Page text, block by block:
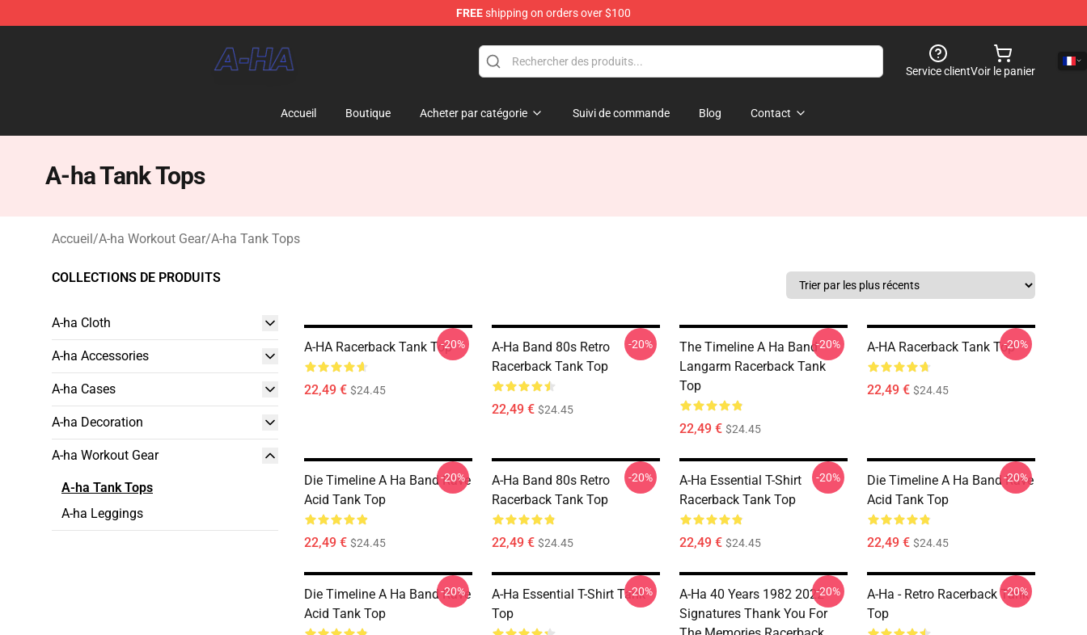
FREEshipping on orders over $100
Service clientVoir le panier
Accueil Boutique Acheter par catégorie Suivi de commande Blog Contact
A-ha Tank Tops
Accueil/A-ha Workout Gear/A-ha Tank Tops
COLLECTIONS DE PRODUITS
A-ha Cloth
A-ha Accessories
A-ha Cases
A-ha Decoration
A-ha Workout Gear
A-ha Tank Tops
A-ha Leggings
A-HA Racerback Tank Top
22,49 € $24.45
-20%
A-Ha Band 80s Retro
Racerback Tank Top
22,49 € $24.45
-20%
The Timeline A Ha Band
Langarm Racerback Tank
Top
22,49 € $24.45
-20% A-HA Racerback Tank Top
22,49 € $24.45
-20%
Die Timeline A Ha Band Rave
Acid Tank Top
22,49 € $24.45
-20%
A-Ha Band 80s Retro
Racerback Tank Top
22,49 € $24.45
-20%
A-Ha Essential T-Shirt
Racerback Tank Top
22,49 € $24.45
-20%
Die Timeline A Ha Band Rave
Acid Tank Top
22,49 € $24.45
-20%
Die Timeline A Ha Band Rave
Acid Tank Top
-20%
A-Ha Essential T-Shirt Tank
Top
-20%
A-Ha 40 Years 1982 2022
Signatures Thank You For
-20%
A-Ha - Retro Racerback Tank
Top
-20%